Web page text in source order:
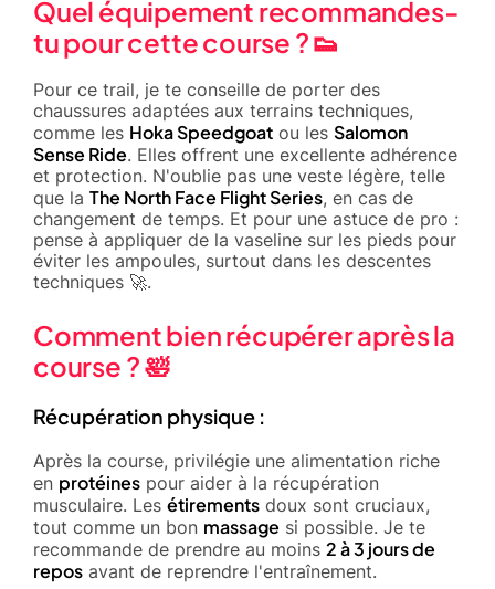
Quel équipement recommandes-
tu pour cette course ? 👟
Pour ce trail, je te conseille de porter des
chaussures adaptées aux terrains techniques,
comme les Hoka Speedgoat ou les Salomon
Sense Ride. Elles offrent une excellente adhérence
et protection. N'oublie pas une veste légère, telle
que la The North Face Flight Series, en cas de
changement de temps. Et pour une astuce de pro :
pense à appliquer de la vaseline sur les pieds pour
éviter les ampoules, surtout dans les descentes
techniques 🚀.
Comment bien récupérer après la
course ? 🛀
Récupération physique :
Après la course, privilégie une alimentation riche
en protéines pour aider à la récupération
musculaire. Les étirements doux sont cruciaux,
tout comme un bon massage si possible. Je te
recommande de prendre au moins 2 à 3 jours de
repos avant de reprendre l'entraînement.